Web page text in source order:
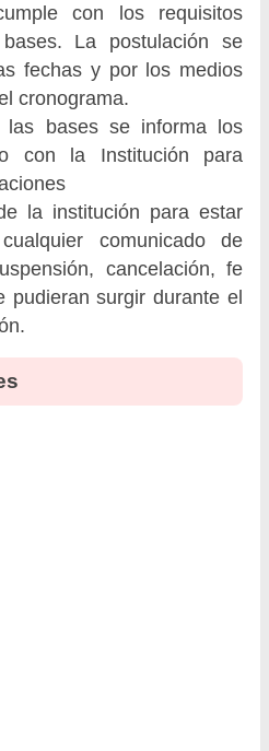
con los requisitos
La postulación se
fechas y por los medios
cronograma.
las bases se informa los
con la Institución para
la institución para estar
comunicado de
cancelación, fe
pudieran surgir durante el